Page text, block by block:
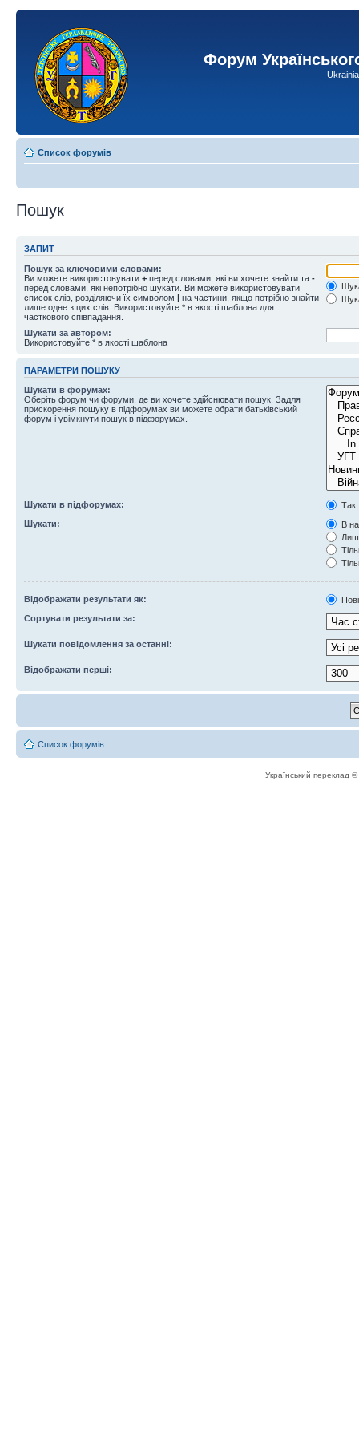
Форум
Список форумів
Пошук
ЗАПИТ
Пошук за ключовими словами:
Ви можете використовувати + перед словами, які ви хочете знайти та -
перед словами, які непотрібно шукати. Ви можете використовувати
список слів, розділяючи їх символом | на частини, якщо потрібно знайти
лише одне з цих слів. Використовуйте * в якості шаблона для
часткового співпадання.
Шукати за автором:
Використовуйте * в якості шаблона
ПАРАМЕТРИ ПОШУКУ
Шукати в форумах:
Оберіть форум чи форуми, де ви хочете здійснювати пошук. Задля
прискорення пошуку в підфорумах ви можете обрати батьківський
форум і увімкнути пошук в підфорумах.
Шукати в підфорумах:
Так
Шукати:
В
Відображати результати як:
Сортувати результати за:
Шукати повідомлення за останні:
Відображати перші:
Список форумів
Український переклад